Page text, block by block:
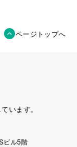
ページトップへ
います。
ビル5階